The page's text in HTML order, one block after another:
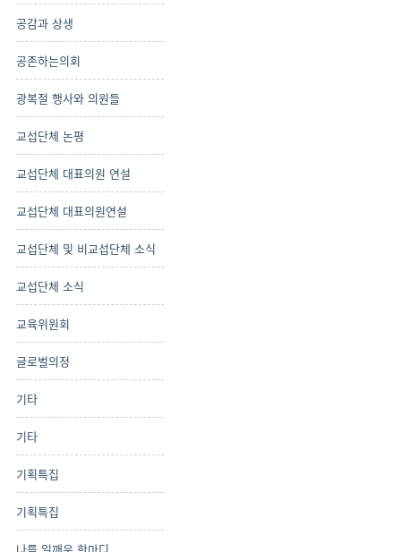
공감과 상생
공존하는의회
광복절 행사와 의원들
교섭단체 논평
교섭단체 대표의원 연설
교섭단체 대표의원연설
교섭단체 및 비교섭단체 소식
교섭단체 소식
교육위원회
글로벌의정
기타
기타
기획특집
기획특집